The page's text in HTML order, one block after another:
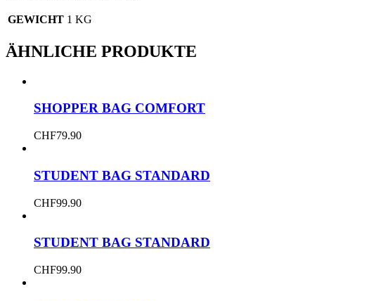
GEWICHT 1 KG
ÄHNLICHE PRODUKTE
SHOPPER BAG COMFORT
CHF79.90
STUDENT BAG STANDARD
CHF99.90
STUDENT BAG STANDARD
CHF99.90